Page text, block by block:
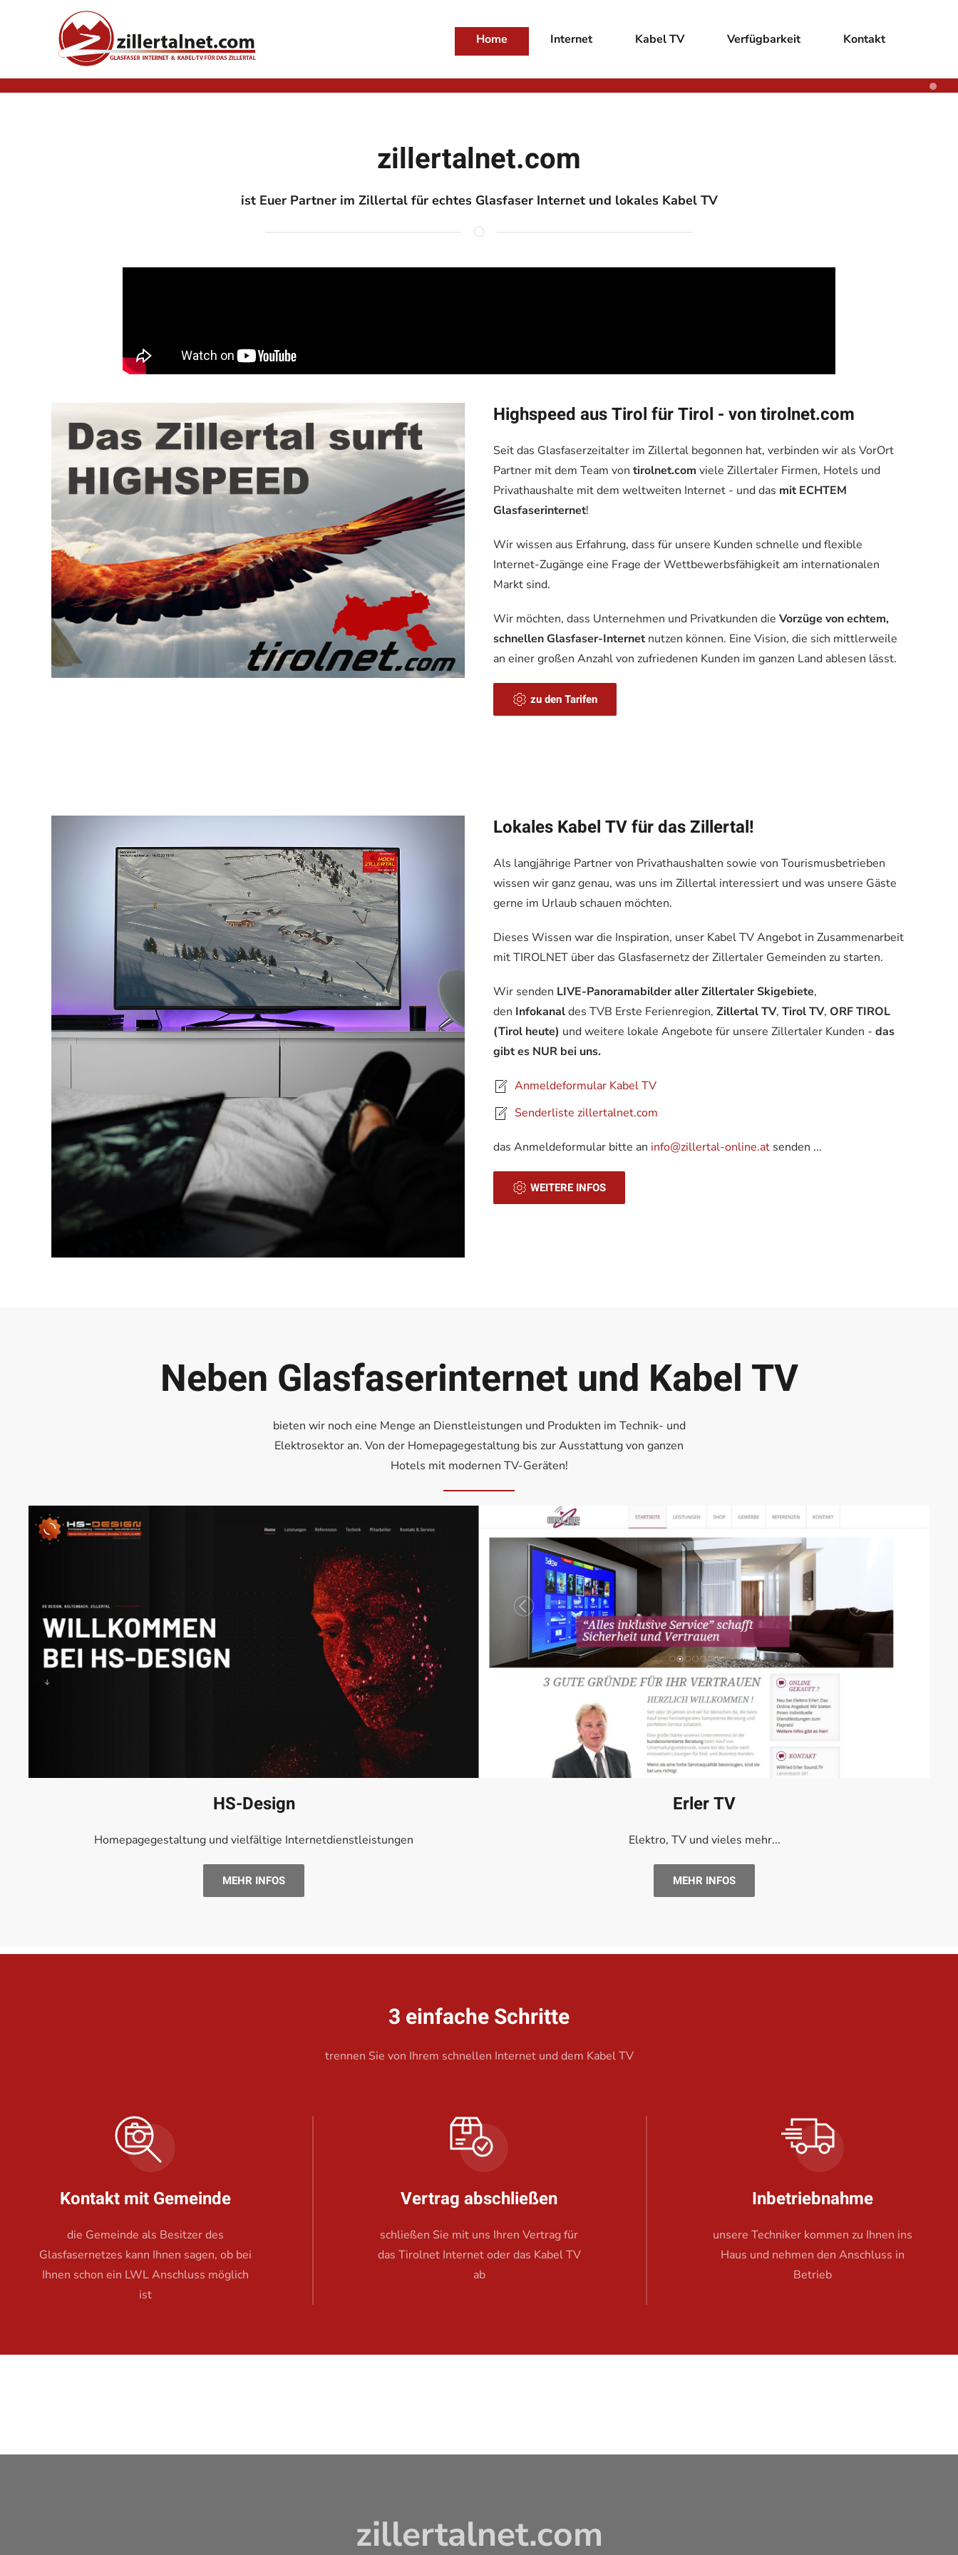
Zum Hauptinhalt springen Home Internet Kabel TV Verfügbarkeit
Kontakt
zillertalnet.com
ist Euer Partner im Zillertal für echtes Glasfaser Internet und lokales Kabel TV
Highspeed aus Tirol für Tirol - von tirolnet.com
Seit das Glasfaserzeitalter im Zillertal begonnen hat, verbinden wir als VorOrt
Partner mit dem Team von tirolnet.com viele Zillertaler Firmen, Hotels und
Privathaushalte mit dem weltweiten Internet - und das mit ECHTEM
Glasfaserinternet!
Wir wissen aus Erfahrung, dass für unsere Kunden schnelle und flexible
Internet-Zugänge eine Frage der Wettbewerbsfähigkeit am internationalen
Markt sind.
Wir möchten, dass Unternehmen und Privatkunden die Vorzüge von echtem,
schnellen Glasfaser-Internet nutzen können. Eine Vision, die sich mittlerweile
an einer großen Anzahl von zufriedenen Kunden im ganzen Land ablesen lässt.
zu den Tarifen
Lokales Kabel TV für das Zillertal!
Als langjährige Partner von Privathaushalten sowie von Tourismusbetrieben
wissen wir ganz genau, was uns im Zillertal interessiert und was unsere Gäste
gerne im Urlaub schauen möchten.
Dieses Wissen war die Inspiration, unser Kabel TV Angebot in Zusammenarbeit
mit TIROLNET über das Glasfasernetz der Zillertaler Gemeinden zu starten.
Wir senden LIVE-Panoramabilder aller Zillertaler Skigebiete,
den Infokanaldes TVB Erste Ferienregion, Zillertal TV, Tirol TV, ORF TIROL
(Tirol heute) und weitere lokale Angebote für unsere Zillertaler Kunden - das
gibt es NUR bei uns.
Anmeldeformular Kabel TV
Senderliste zillertalnet.com
das Anmeldeformular bitte an info@zillertal-online.at senden ...
WEITERE INFOS
Neben Glasfaserinternet und Kabel TV
bieten wir noch eine Menge an Dienstleistungen und Produkten im Technik- und
Elektrosektor an. Von der Homepagegestaltung bis zur Ausstattung von ganzen
Hotels mit modernen TV-Geräten!
HS-Design
Homepagegestaltung und vielfältige Internetdienstleistungen
MEHR INFOS
Erler TV
Elektro, TV und vieles mehr...
MEHR INFOS
3 einfache Schritte
trennen Sie von Ihrem schnellen Internet und dem Kabel TV
Kontakt mit Gemeinde
die Gemeinde als Besitzer des
Glasfasernetzes kann Ihnen sagen, ob bei
Ihnen schon ein LWL Anschluss möglich
ist
Vertrag abschließen
schließen Sie mit uns Ihren Vertrag für
das Tirolnet Internet oder das Kabel TV
ab
Inbetriebnahme
unsere Techniker kommen zu Ihnen ins
Haus und nehmen den Anschluss in
Betrieb
zillertalnet.com